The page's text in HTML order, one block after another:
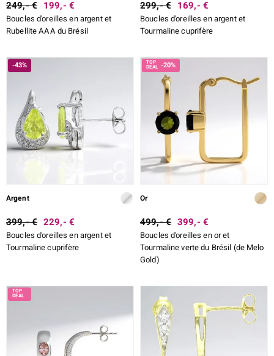
249,- € 199,- €
Boucles d'oreilles en argent et
Rubellite AAA du Brésil
299,- € 169,- €
Boucles d'oreilles en argent et
Tourmaline cuprifère
-43%
Argent
399,- € 229,- €
Boucles d'oreilles en argent et
Tourmaline cuprifère
-20%
Or
499,- € 399,- €
Boucles d'oreilles en or et
Tourmaline verte du Brésil (de Melo
Gold)